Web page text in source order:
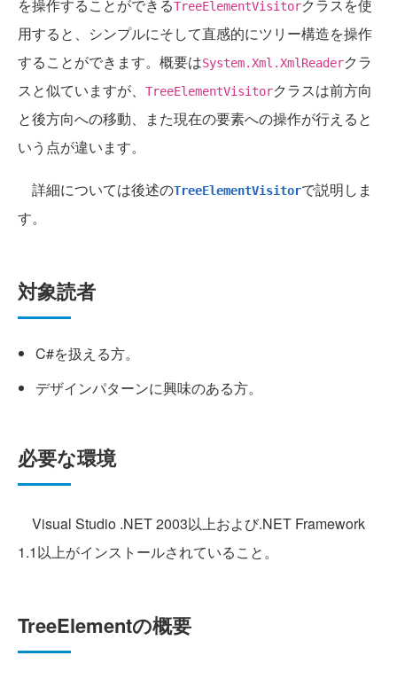
を操作することができるTreeElementVisitorクラスを使
用すると、シンプルにそして直感的にツリー構造を操作
することができます。概要はSystem.Xml.XmlReaderクラ
スと似ていますが、
TreeElementVisitorクラスは前方向
と後方向への移動、また現在の要素への操作が行えると
いう点が違います。
詳細については後述のTreeElementVisitorで説明しま
す。
対象読者
C#を扱える方。
デザインパターンに興味のある方。
必要な環境
Visual Studio .NET 2003以上および.NET Framework
1.1以上がインストールされていること。
TreeElementの概要